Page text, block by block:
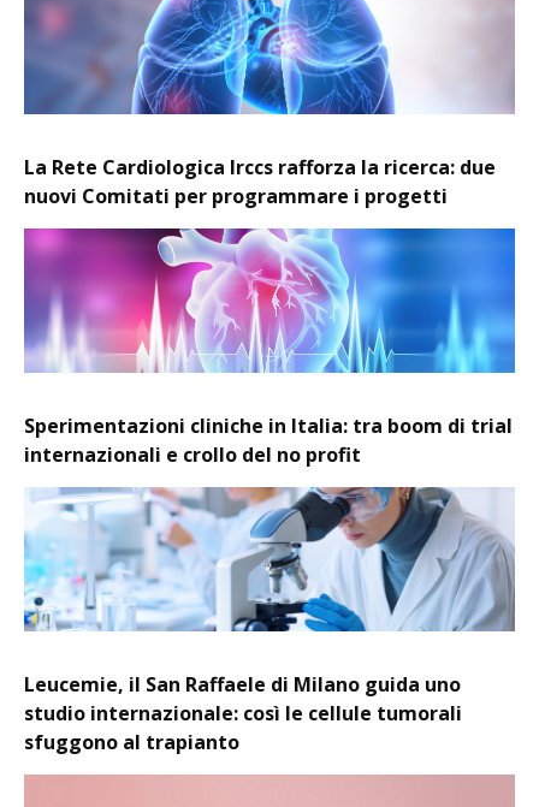
La Rete Cardiologica Irccs rafforza la ricerca: due
nuovi Comitati per programmare i progetti
Sperimentazioni cliniche in Italia: tra boom di trial
internazionali e crollo del no profit
Leucemie, il San Raffaele di Milano guida uno
studio internazionale: così le cellule tumorali
sfuggono al trapianto